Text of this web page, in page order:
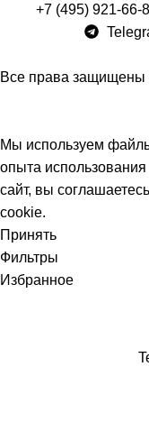
+7 (495) 921-66-
Все права защищены
Мы используем
опыта
сайт, вы
cookie.
Принять
Фильтры
Избранное